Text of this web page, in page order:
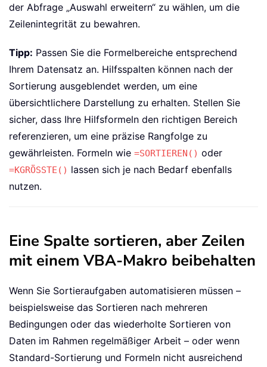
der Abfrage „Auswahl erweitern“ zu wählen, um die
Zeilenintegrität zu bewahren.
Tipp: Passen Sie die Formelbereiche entsprechend
Ihrem Datensatz an. Hilfsspalten können nach der
Sortierung ausgeblendet werden, um eine
übersichtlichere Darstellung zu erhalten. Stellen Sie
sicher, dass Ihre Hilfsformeln den richtigen Bereich
referenzieren, um eine präzise Rangfolge zu
gewährleisten. Formeln wie =SORTIEREN() oder
=KGRÖSSTE() lassen sich je nach Bedarf ebenfalls
nutzen.
Eine Spalte sortieren, aber Zeilen
mit einem VBA-Makro beibehalten
Wenn Sie Sortieraufgaben automatisieren müssen –
beispielsweise das Sortieren nach mehreren
Bedingungen oder das wiederholte Sortieren von
Daten im Rahmen regelmäßiger Arbeit – oder wenn
Standard-Sortierung und Formeln nicht ausreichend